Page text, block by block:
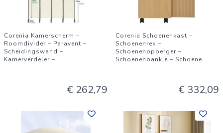
Corenia Kamerscherm –
Roomdivider – Paravent –
Scheidingswand –
Kamerverdeler – ...
€ 262,79
Corenia Schoenenkast –
Schoenenrek –
Schoenenopberger –
Schoenenbankje – Schoene...
€ 332,09